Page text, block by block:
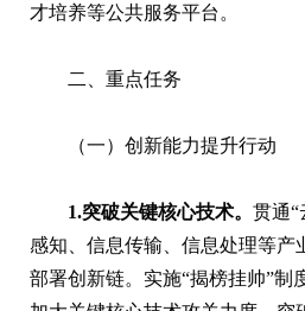
才培养等公共服务平台。
二、重点任务
（一）创新能力提升行动
1.突破关键核心技术。 贯通“
感知、信息传输、信息处理等产
部署创新链。实施“揭榜挂帅”制